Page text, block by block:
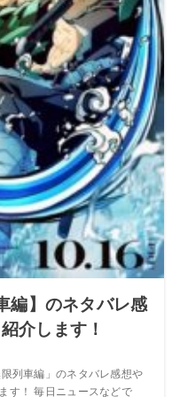
編】のネタバレ感
介します！
列車編」のネタバレ感想や
す！ 毎日ニュースなどで